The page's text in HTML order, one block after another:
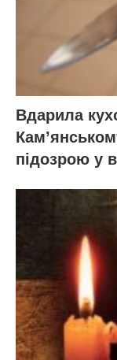
Вдарила
підозрою у